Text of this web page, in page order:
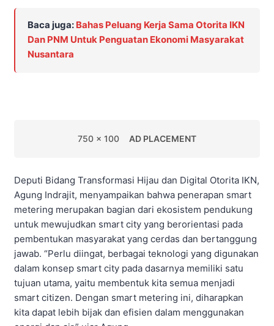
Baca juga: Bahas Peluang Kerja Sama Otorita IKN
Dan PNM Untuk Penguatan Ekonomi Masyarakat
Nusantara
750 x 100 AD PLACEMENT
Deputi Bidang Transformasi Hijau dan Digital Otorita IKN,
Agung Indrajit, menyampaikan bahwa penerapan smart
metering merupakan bagian dari ekosistem pendukung
untuk mewujudkan smart city yang berorientasi pada
pembentukan masyarakat yang cerdas dan bertanggung
jawab. “Perlu diingat, berbagai teknologi yang digunakan
dalam konsep smart city pada dasarnya memiliki satu
tujuan utama, yaitu membentuk kita semua menjadi
smart citizen. Dengan smart metering ini, diharapkan
kita dapat lebih bijak dan efisien dalam menggunakan